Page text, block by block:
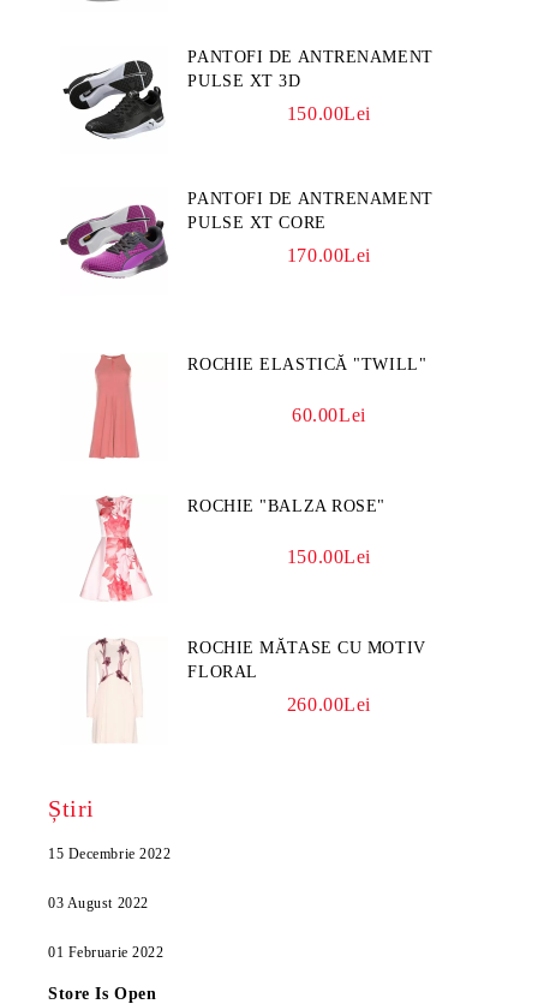
PANTOFI DE ANTRENAMENT
PULSE XT 3D
150.00Lei
PANTOFI DE ANTRENAMENT
PULSE XT CORE
170.00Lei
ROCHIE ELASTICĂ "TWILL"
60.00Lei
ROCHIE "BALZA ROSE"
150.00Lei
ROCHIE MĂTASE CU MOTIV
FLORAL
260.00Lei
Știri
15 Decembrie 2022
03 August 2022
01 Februarie 2022
Store Is Open